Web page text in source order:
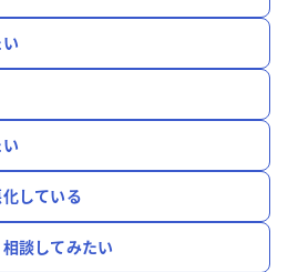
している
談してみたい